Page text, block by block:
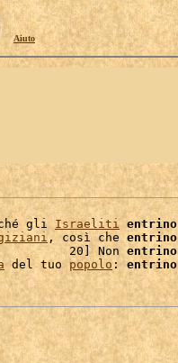
Aiuto
gli Israeliti entrino
, così che entrino
20] Non entrino
del tuo popolo : entrino